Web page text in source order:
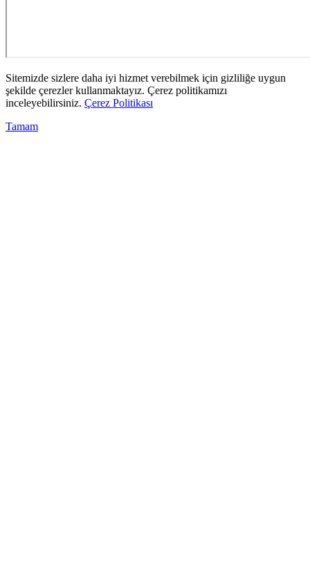
Sitemizde sizlere daha iyi hizmet verebilmek için gizliliğe uygun
şekilde çerezler kullanmaktayız. Çerez politikamızı
inceleyebilirsiniz. Çerez Politikası
Tamam